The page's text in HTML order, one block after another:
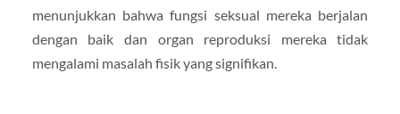
menunjukkan bahwa fungsi seksual mereka berjalan
dengan baik dan organ reproduksi mereka tidak
mengalami masalah fisik yang signifikan.